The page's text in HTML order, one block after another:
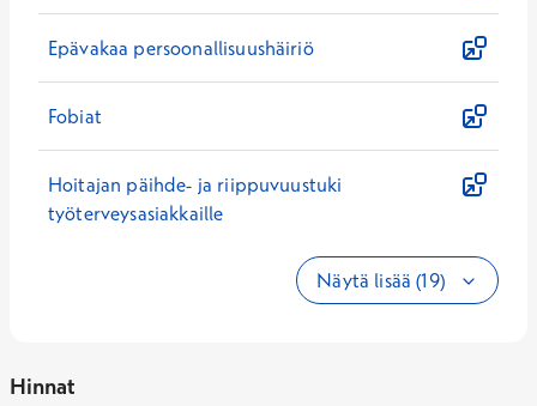
Epävakaa persoonallisuushäiriö
Fobiat
Hoitajan päihde- ja riippuvuustuki
työterveysasiakkaille
Näytä lisää (19)
Hinnat